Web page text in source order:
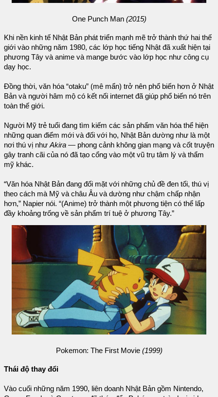
One Punch Man (2015)
Khi nền kinh tế Nhật Bản phát triển mạnh mẽ trở thành thứ hai thế
giới vào những năm 1980, các lớp học tiếng Nhật đã xuất hiện tại
phương Tây và anime và mange bước vào lớp học như công cụ
dạy học.
Đồng thời, văn hóa “otaku” (mê mẩn) trở nên phổ biến hơn ở Nhật
Bản và người hâm mộ có kết nối internet đã giúp phổ biến nó trên
toàn thế giới.
Người Mỹ trẻ tuổi đang tìm kiếm các sản phẩm văn hóa thể hiện
những quan điểm mới và đối với họ, Nhật Bản dường như là một
nơi thú vị như Akira — phong cảnh không gian mạng và cốt truyện
gây tranh cãi của nó đã tạo cổng vào một vũ trụ tâm lý và thẩm
mỹ khác.
“Văn hóa Nhật Bản đang đối mặt với những chủ đề đen tối, thú vị
theo cách mà Mỹ và châu Âu và dường như chậm chấp nhận
hơn,” Napier nói. “(Anime) trở thành một phương tiện có thể lấp
đầy khoảng trống về sản phẩm trí tuệ ở phương Tây.”
Pokemon: The First Movie (1999)
Thái độ thay đổi
Vào cuối những năm 1990, liên doanh Nhật Bản gồm Nintendo,